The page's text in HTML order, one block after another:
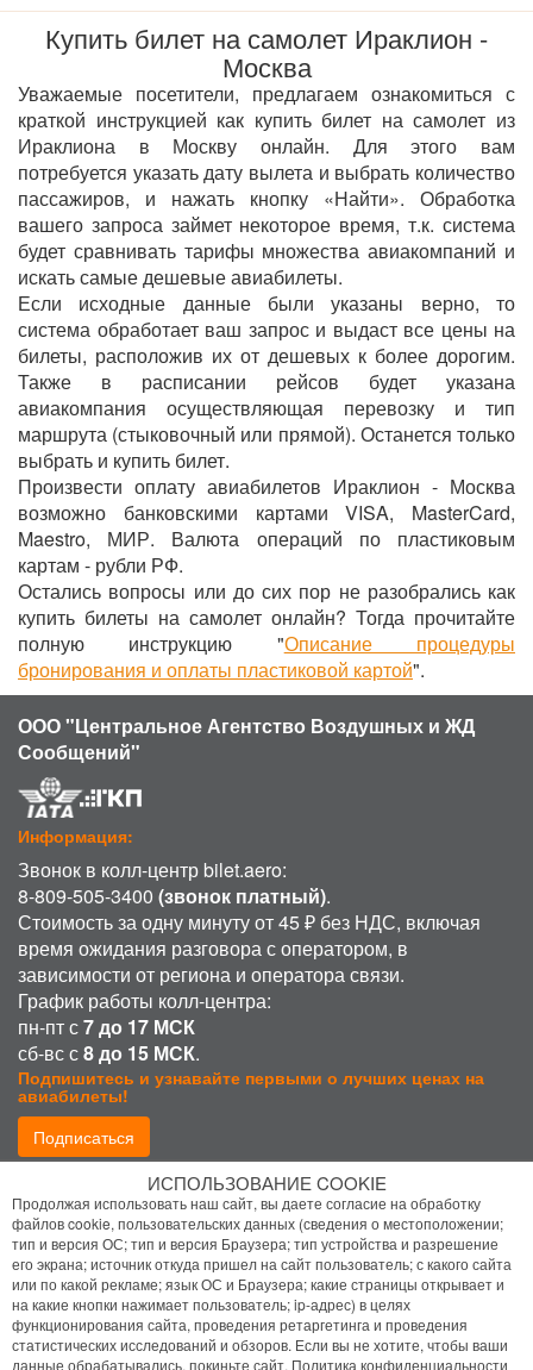
Купить билет на самолет Ираклион -
Москва
Уважаемые посетители, предлагаем ознакомиться с
краткой инструкцией как купить билет на самолет из
Ираклиона в Москву онлайн. Для этого вам
потребуется указать дату вылета и выбрать количество
пассажиров, и нажать кнопку «Найти». Обработка
вашего запроса займет некоторое время, т.к. система
будет сравнивать тарифы множества авиакомпаний и
искать самые дешевые авиабилеты.
Если исходные данные были указаны верно, то
система обработает ваш запрос и выдаст все цены на
билеты, расположив их от дешевых к более дорогим.
Также в расписании рейсов будет указана
авиакомпания осуществляющая перевозку и тип
маршрута (стыковочный или прямой). Останется только
выбрать и купить билет.
Произвести оплату авиабилетов Ираклион - Москва
возможно банковскими картами VISA, MasterCard,
Maestro, МИР. Валюта операций по пластиковым
картам - рубли РФ.
Остались вопросы или до сих пор не разобрались как
купить билеты на самолет онлайн? Тогда прочитайте
полную инструкцию "Описание процедуры
бронирования и оплаты пластиковой картой".
ООО "Центральное Агентство Воздушных и ЖД
Сообщений"
Информация:
Звонок в колл-центр bilet.aero:
8-809-505-3400 (звонок платный).
Стоимость за одну минуту от 45 ₽ без НДС, включая
время ожидания разговора с оператором, в
зависимости от региона и оператора связи.
График работы колл-центра:
пн-пт с7 до 17 МСК
сб-вс с8 до 15 МСК.
Подпишитесь и узнавайте первыми о лучших ценах на
авиабилеты!
Подписаться
Присоединиться:
Политика конфиденциальности
ИСПОЛЬЗОВАНИЕ COOKIE
Продолжая использовать наш сайт, вы даете согласие на обработку
файлов cookie, пользовательских данных (сведения о местоположении;
тип и версия ОС; тип и версия Браузера; тип устройства и разрешение
его экрана; источник откуда пришел на сайт пользователь; с какого сайта
или по какой рекламе; язык ОС и Браузера; какие страницы открывает и
на какие кнопки нажимает пользователь; ip-адрес) в целях
функционирования сайта, проведения ретаргетинга и проведения
статистических исследований и обзоров. Если вы не хотите, чтобы ваши
данные обрабатывались, покиньте сайт. Политика конфиденциальности